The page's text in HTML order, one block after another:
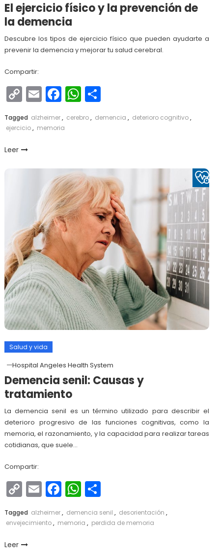
El ejercicio físico y la prevención de
la demencia
Descubre los tipos de ejercicio físico que pueden ayudarte a
prevenir la demencia y mejorar tu salud cerebral.
Compartir:
Copy
Link
EmailFacebook
WhatsApp
Compartir
Tagged alzheimer, cerebro, demencia , deterioro cognitivo,
ejercicio, memoria
Leer
Salud y vida
Hospital Angeles Health System
Demencia senil: Causas y
tratamiento
La demencia senil es un término utilizado para describir el
deterioro progresivo de las funciones cognitivas, como la
memoria, el razonamiento, y la capacidad para realizar tareas
cotidianas, que suele…
Compartir:
Copy
Link
EmailFacebook
WhatsApp
Compartir
Tagged alzheimer, demencia senil , desorientación ,
envejecimiento, memoria , perdida de memoria
Leer